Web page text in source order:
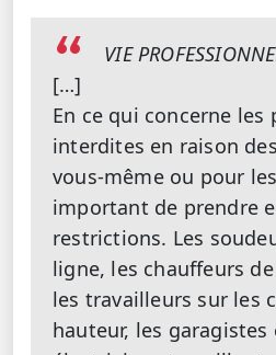
VIE
[…]
En ce qui concerne les
interdites en raison
vous-même ou pour
important de prendre
restrictions. Les
ligne, les chauffeurs
les travailleurs sur les
hauteur, les garagistes